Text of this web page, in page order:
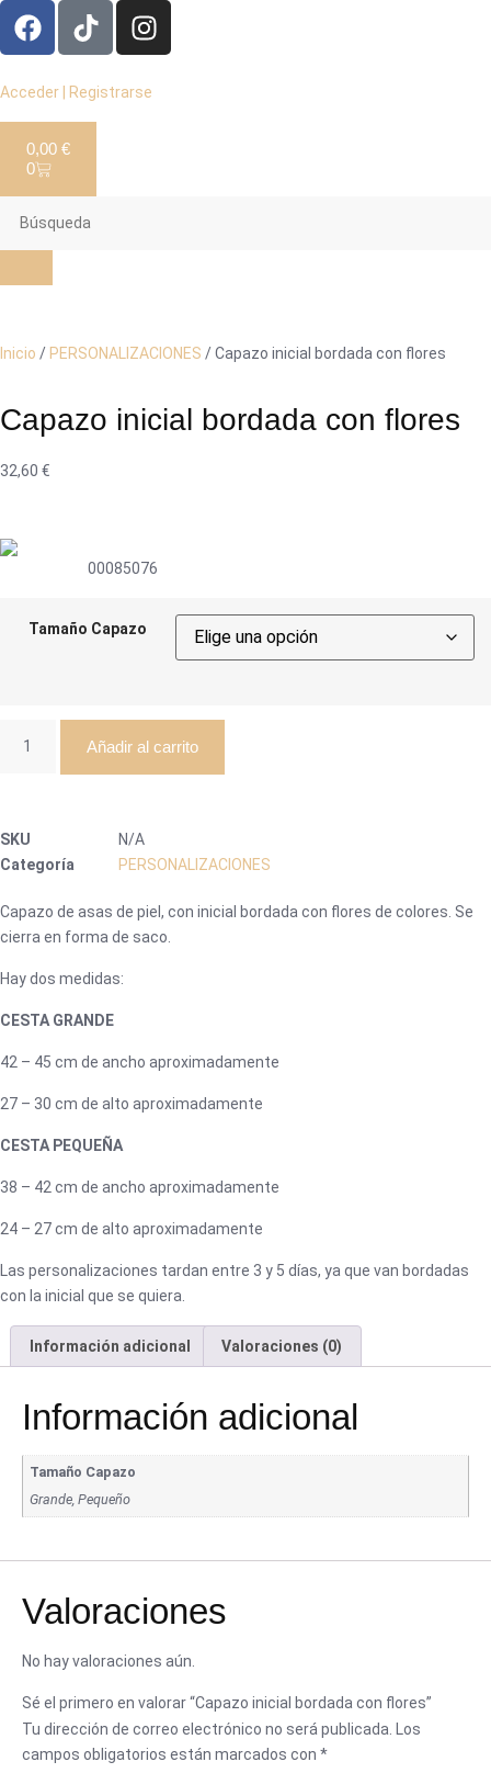
Acceder | Registrarse
0,00 €
0
Inicio / PERSONALIZACIONES / Capazo inicial bordada con flores
Capazo inicial bordada con flores
32,60 €
00085076
Tamaño Capazo
Añadir al carrito
SKU
N/A
Categoría
PERSONALIZACIONES
Capazo de asas de piel, con inicial bordada con flores de colores. Se
cierra en forma de saco.
Hay dos medidas:
CESTA GRANDE
42 – 45 cm de ancho aproximadamente
27 – 30 cm de alto aproximadamente
CESTA PEQUEÑA
38 – 42 cm de ancho aproximadamente
24 – 27 cm de alto aproximadamente
Las personalizaciones tardan entre 3 y 5 días, ya que van bordadas
con la inicial que se quiera.
Información adicional Valoraciones (0)
Información adicional
Tamaño Capazo
Grande, Pequeño
Valoraciones
No hay valoraciones aún.
Sé el primero en valorar “Capazo inicial bordada con flores”
Tu dirección de correo electrónico no será publicada. Los
campos obligatorios están marcados con *